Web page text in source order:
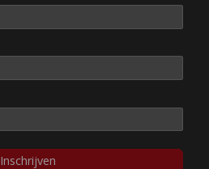
Inschrijven